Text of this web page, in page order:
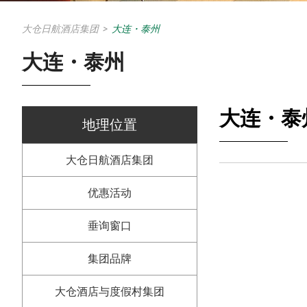
大仓日航酒店集团 > 大连・泰州
大连・泰州
地理位置
大仓日航酒店集团
优惠活动
垂询窗口
集团品牌
大仓酒店与度假村集团
大连・泰